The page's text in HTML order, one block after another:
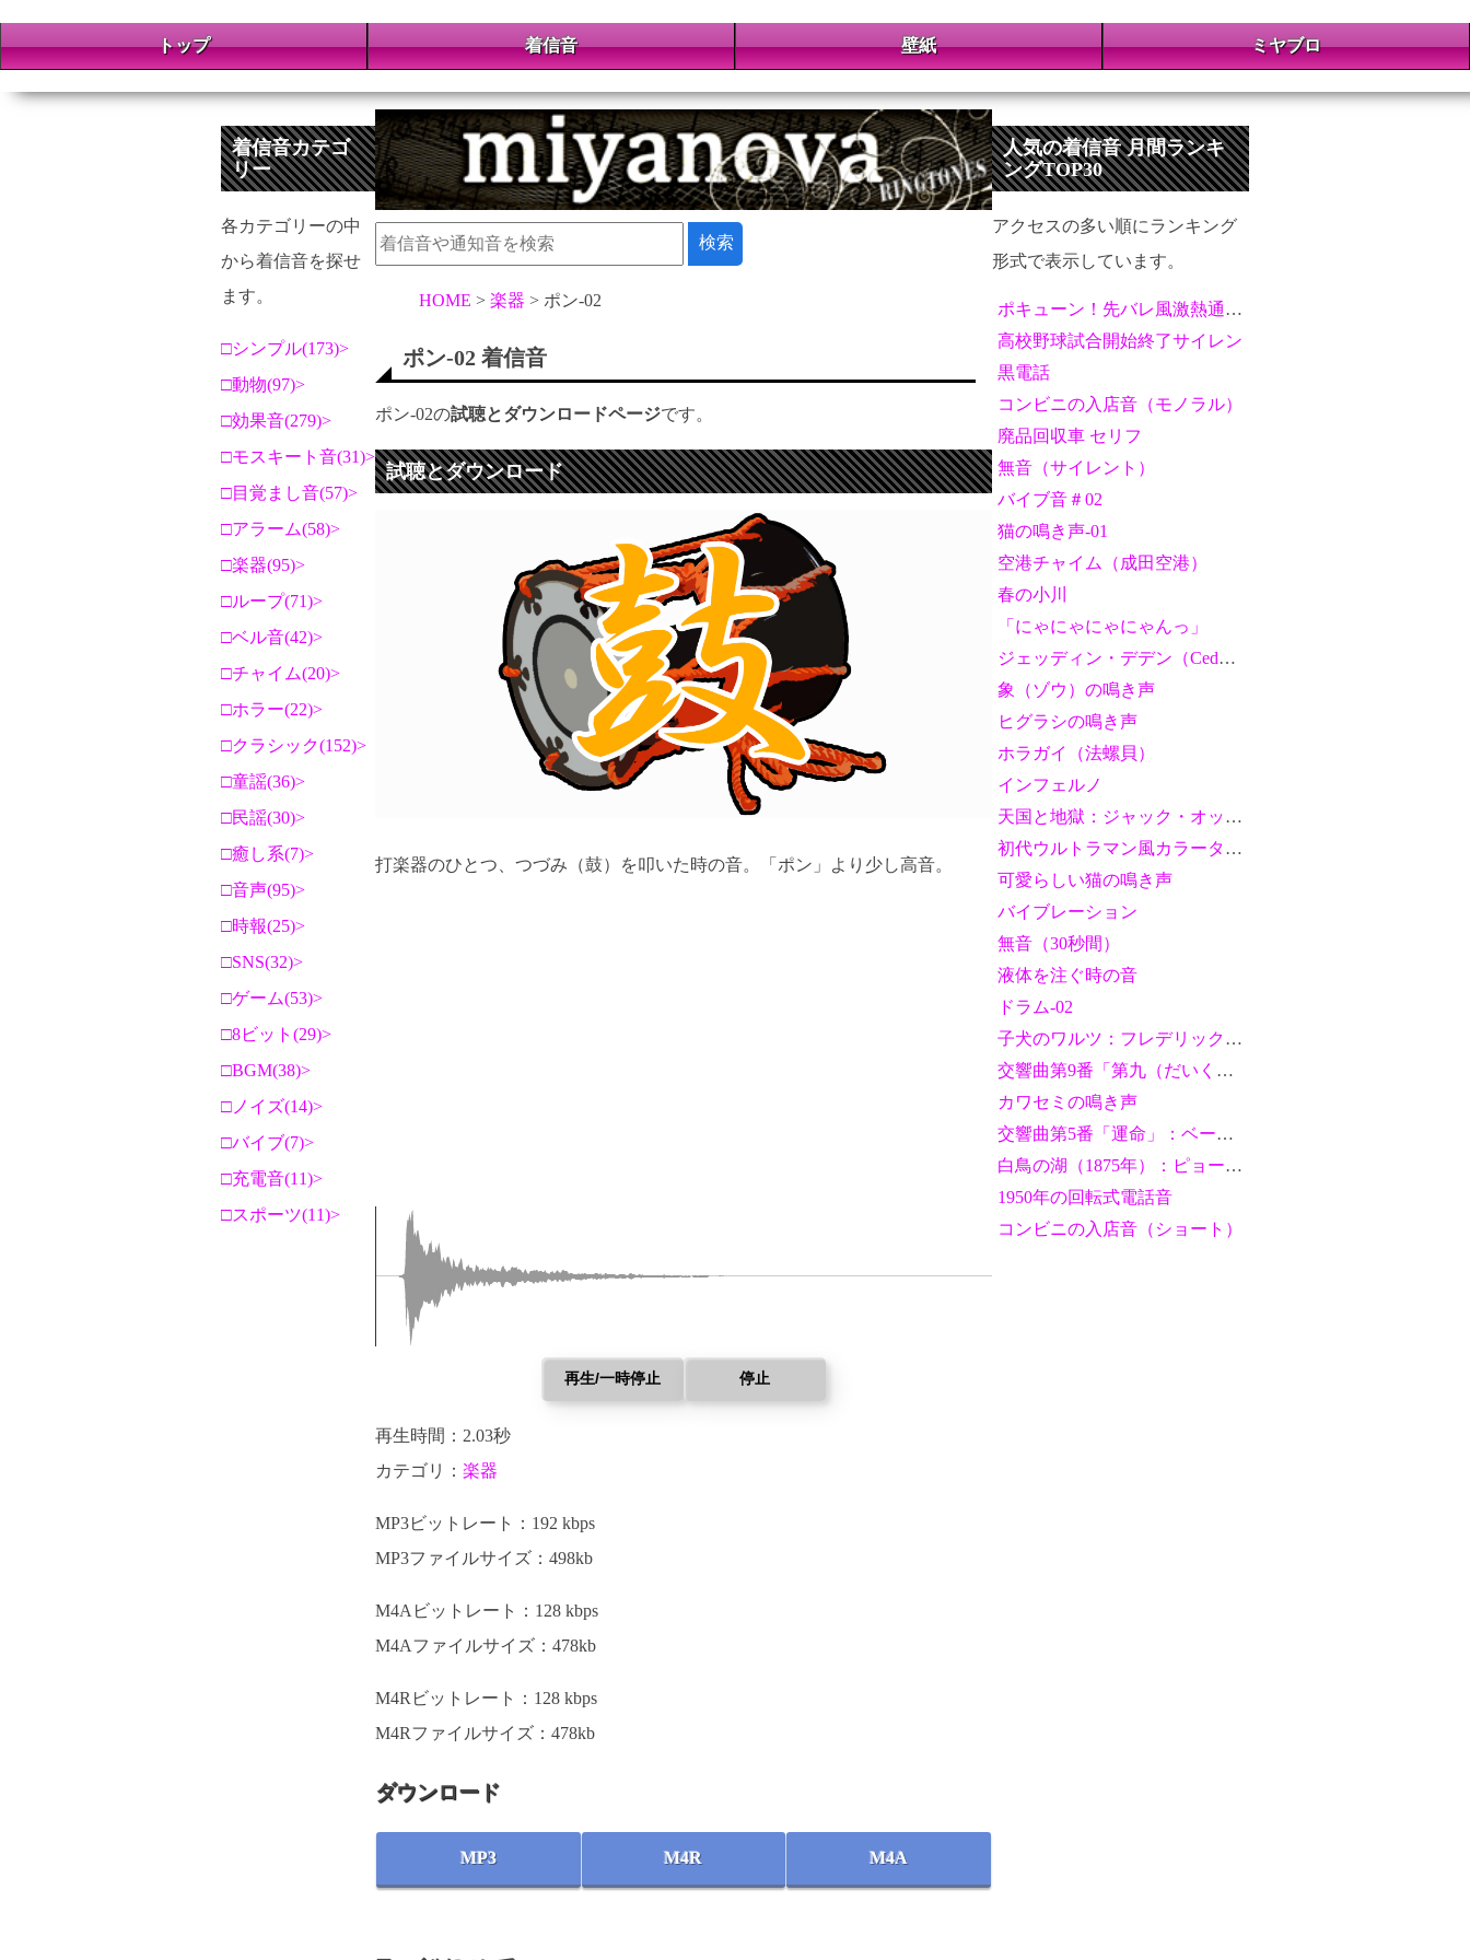
トップ 着信音 壁紙 ミヤブロ
HOME 楽器 ポン-02
ポン-02 着信音
ポン-02の試聴とダウンロードページです。
試聴とダウンロード
打楽器のひとつ、つづみ（鼓）を叩いた時の音。「ポン」より少し高音。
再生/一時停止 停止
再生時間：2.03秒
カテゴリ： 楽器
MP3ビットレート：192 kbps
MP3ファイルサイズ：498kb
M4Aビットレート：128 kbps
M4Aファイルサイズ：478kb
M4Rビットレート：128 kbps
M4Rファイルサイズ：478kb
ダウンロード
MP3 M4R M4A
着信音カテゴ
リー
各カテゴリーの中
から着信音を探せ
ます。
シンプル(173)
動物(97)
効果音(279)
モスキート音(31)
目覚まし音(57)
アラーム(58)
楽器(95)
ループ(71)
ベル音(42)
チャイム(20)
ホラー(22)
クラシック(152)
童謡(36)
民謡(30)
癒し系(7)
音声(95)
時報(25)
SNS(32)
ゲーム(53)
8ビット(29)
BGM(38)
ノイズ(14)
バイブ(7)
充電音(11)
スポーツ(11)
人気の着信音 月間ランキ
ングTOP30
アクセスの多い順にランキング
形式で表示しています。
ポキューン！先バレ風激熱通知音
高校野球試合開始終了サイレン
黒電話
コンビニの入店音（モノラル）
廃品回収車 セリフ
無音（サイレント）
バイブ音＃02
猫の鳴き声-01
空港チャイム（成田空港）
春の小川
「にゃにゃにゃにゃんっ」
ジェッディン・デデン（Ceddin Deden）
象（ゾウ）の鳴き声
ヒグラシの鳴き声
ホラガイ（法螺貝）
インフェルノ
天国と地獄：ジャック・オッフェンバック
初代ウルトラマン風カラータイマー音
可愛らしい猫の鳴き声
バイブレーション
無音（30秒間）
液体を注ぐ時の音
ドラム-02
子犬のワルツ：フレデリック・ショパン
交響曲第9番「第九（だいく）」：ベートーヴェン
カワセミの鳴き声
交響曲第5番「運命」：ベートーヴェン（ギターバージョン）
白鳥の湖（1875年）：ピョートル・チャイコフスキー
1950年の回転式電話音
コンビニの入店音（ショート）